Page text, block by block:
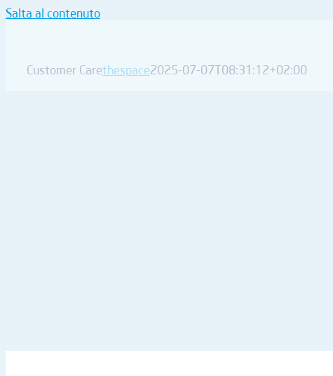
Salta al contenuto
Customer Carethespace2025-07-07T08:31:12+02:00